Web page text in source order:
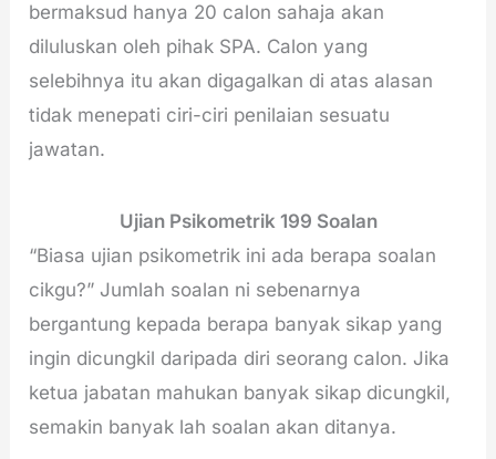
bermaksud hanya 20 calon sahaja akan
diluluskan oleh pihak SPA. Calon yang
selebihnya itu akan digagalkan di atas alasan
tidak menepati ciri-ciri penilaian sesuatu
jawatan.
Ujian Psikometrik 199 Soalan
“Biasa ujian psikometrik ini ada berapa soalan
cikgu?” Jumlah soalan ni sebenarnya
bergantung kepada berapa banyak sikap yang
ingin dicungkil daripada diri seorang calon. Jika
ketua jabatan mahukan banyak sikap dicungkil,
semakin banyak lah soalan akan ditanya.